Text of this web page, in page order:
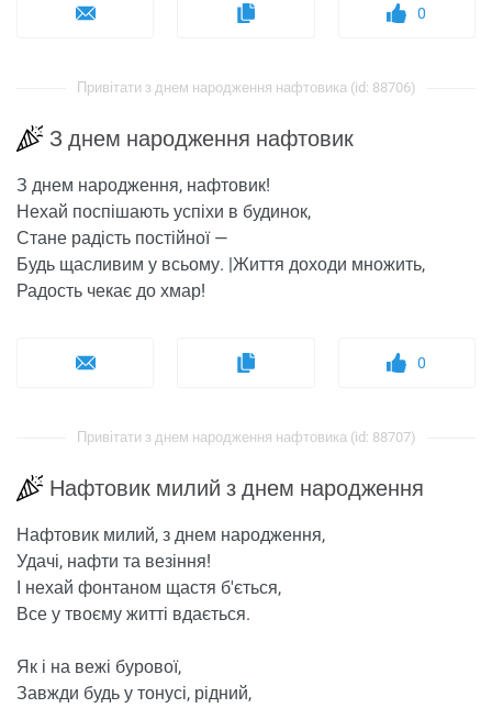
0
Привітати з днем ​​народження нафтовика (id: 88706)
З днем ​​народження нафтовик
З днем ​​народження, нафтовик!
Нехай поспішають успіхи в будинок,
Стане радість постійної —
Будь щасливим у всьому. |Життя доходи множить,
Радость чекає до хмар!
0
Привітати з днем ​​народження нафтовика (id: 88707)
Нафтовик милий з днем ​​народження
Нафтовик милий, з днем ​​народження,
Удачі, нафти та везіння!
І нехай фонтаном щастя б'ється,
Все у твоєму житті вдається.
Як і на вежі бурової,
Завжди будь у тонусі, рідний,